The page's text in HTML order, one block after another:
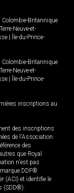
Colombie-Britannique
Terre-Neuve-et-
Île-du-Prince-
Colombie-Britannique
Terre-Neuve-et-
Île-du-Prince-
inscriptions au
des inscriptions
de l'Association
des
que Royal
n'est pas
DDF®
(ACI) et identifie le
(SDD®).